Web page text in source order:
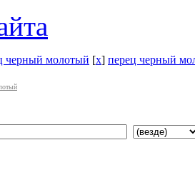
черный молотый [x] перец черный